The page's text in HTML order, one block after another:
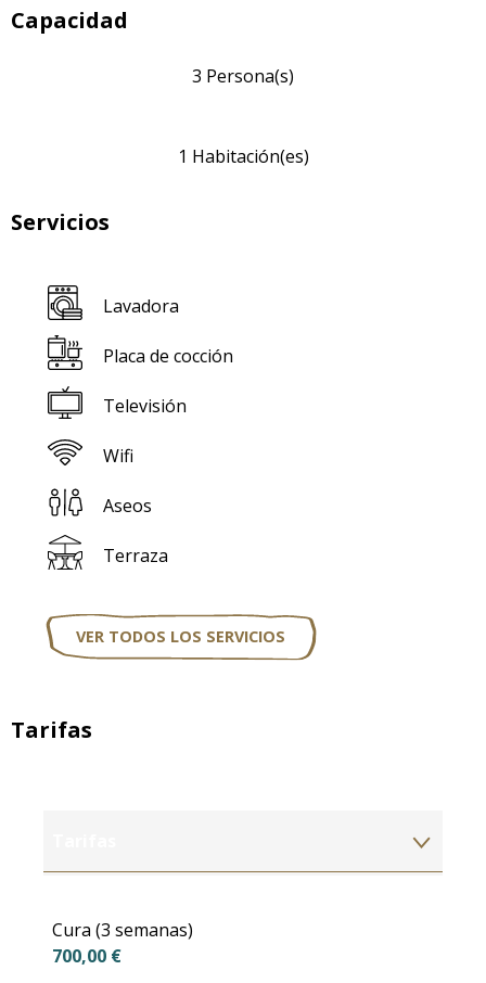
Capacidad
3 Persona(s)
1 Habitación(es)
Servicios
Lavadora
Placa de cocción
Televisión
Wifi
Aseos
Terraza
VER TODOS LOS SERVICIOS
Tarifas
Cura (3 semanas)
700,00 €